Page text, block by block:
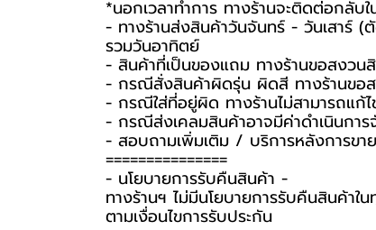
*นอกเวลาทำการ ทางร้านจะติดต่อกลับ
- ทางร้านส่งสินค้าวันจันทร์ - วันเสาร์ (
รวมวันอาทิตย์
- สินค้าที่เป็นของแถม ทางร้านขอสงวน
- กรณีสั่งสินค้าผิดรุ่น ผิดสี ทางร้านขอ
- กรณีใส่ที่อยู่ผิด ทางร้านไม่สามารถแก้
- กรณีส่งเคลมสินค้าอาจมีค่าดำเนินกา
- สอบถามเพิ่มเติม / บริการหลังการขา
===============
-️ นโยบายการรับคืนสินค้า -️
ทางร้านฯ ไม่มีนโยบายการรับคืนสินค้า
ตามเงื่อนไขการรับประกัน